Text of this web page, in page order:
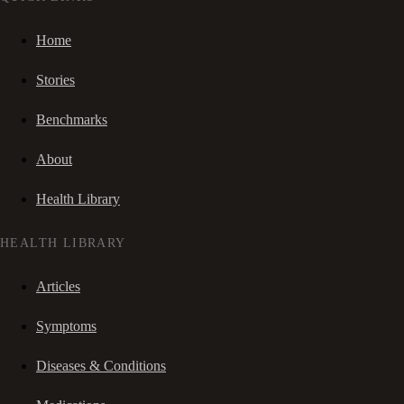
Home
Stories
Benchmarks
About
Health Library
HEALTH LIBRARY
Articles
Symptoms
Diseases & Conditions